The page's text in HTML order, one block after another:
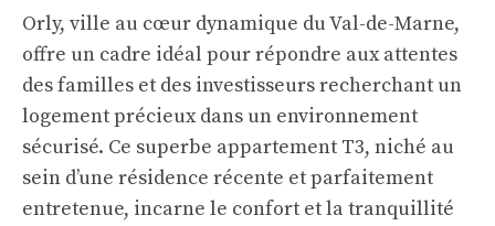
Orly, ville au cœur dynamique du Val-de-Marne,
offre un cadre idéal pour répondre aux attentes
des familles et des investisseurs recherchant un
logement précieux dans un environnement
sécurisé. Ce superbe appartement T3, niché au
sein d’une résidence récente et parfaitement
entretenue, incarne le confort et la tranquillité